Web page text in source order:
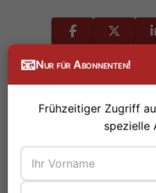
📧Nur für Abonnenten!
Frühzeitiger Zugriff
spezielle